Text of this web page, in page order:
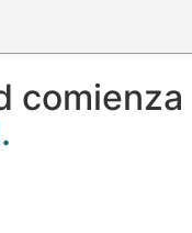
comienza